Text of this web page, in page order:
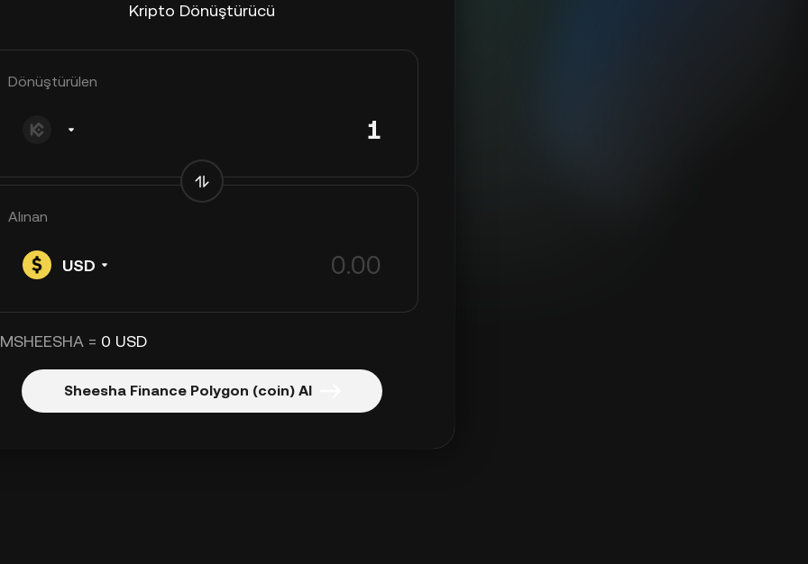
Kripto Dönüştürücü
Dönüştürülen
Alınan
USD
= 0 USD
Sheesha Finance Polygon (coin) Al